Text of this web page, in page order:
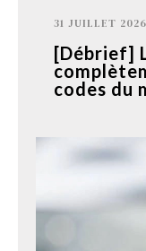
31 JUILLET 2026
[Débrief]
codes du